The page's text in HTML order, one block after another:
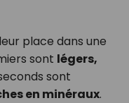
place dans une
sont légers,
sont
en minéraux.